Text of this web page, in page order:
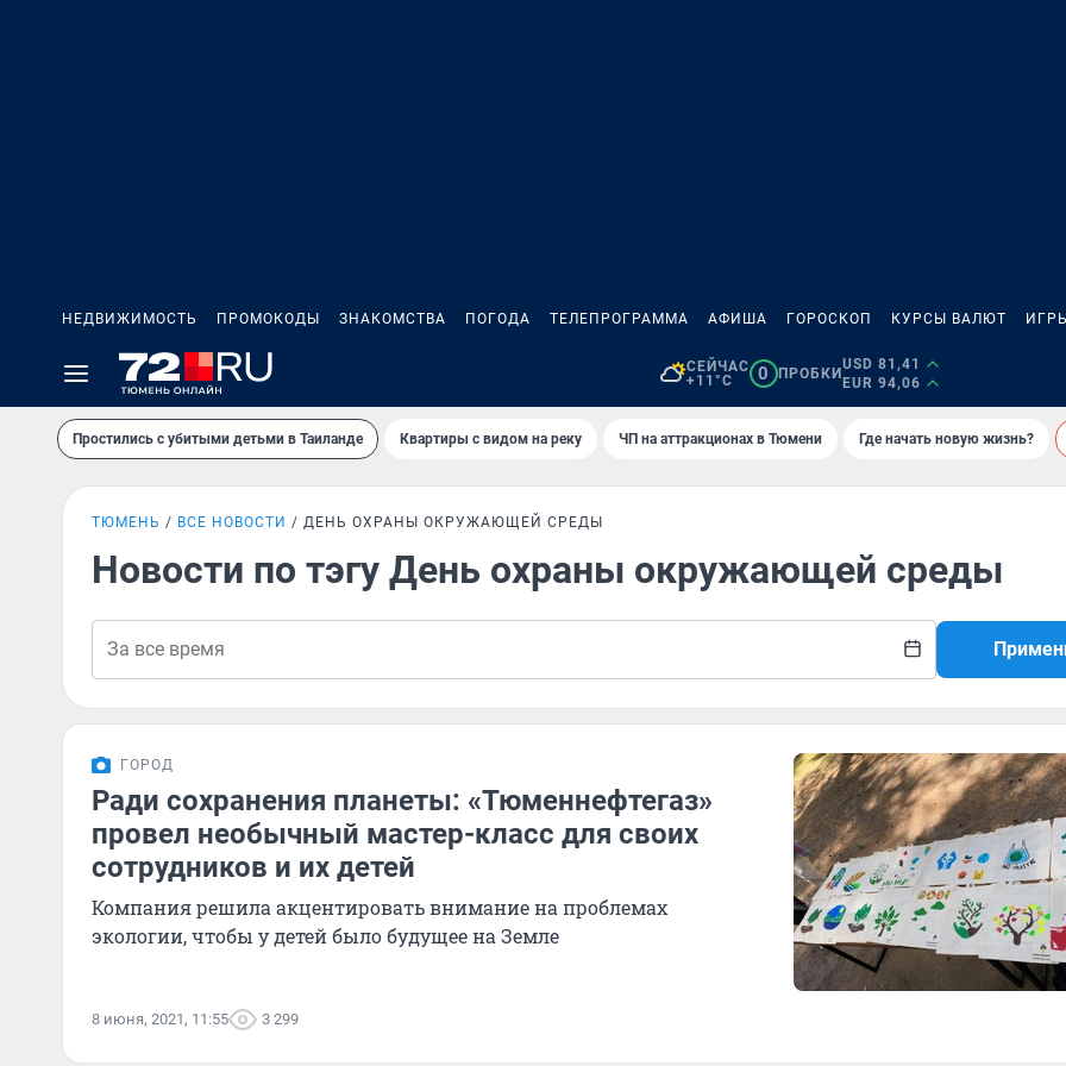
НЕДВИЖИМОСТЬ ПРОМОКОДЫ ЗНАКОМСТВА ПОГОДА ТЕЛЕПРОГРАММА АФИША ГОРОСКОП КУРСЫ ВАЛЮТ
СЕЙЧАС
+11°C
0 ПРОБКИ
USD 81,41
EUR 94,06
Простились с убитыми детьми в Таиланде Квартиры с видом на реку ЧП на аттракционах в Тюмени Где начать новую жизнь?
ТЮМЕНЬ ВСЕ НОВОСТИ ДЕНЬ ОХРАНЫ ОКРУЖАЮЩЕЙ СРЕДЫ
Новости по тэгу День охраны окружающей среды
ГОРОД
Ради сохранения планеты: «Тюменнефтегаз»
провел необычный мастер-класс для своих
сотрудников и их детей
Компания решила акцентировать внимание на проблемах
экологии, чтобы у детей было будущее на Земле
8 июня, 2021, 11:55 3 299